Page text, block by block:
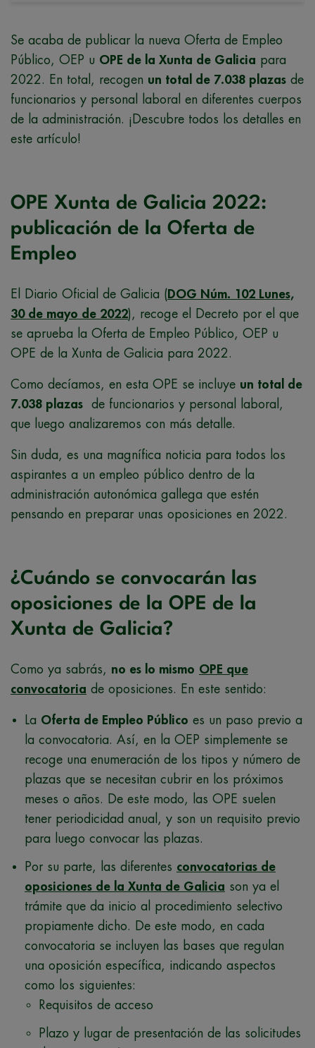
Se acaba de publicar la nueva Oferta de Empleo
Público, OEP u OPE de la Xunta de Galicia para
2022. En total, recogen un total de 7.038 plazas de
funcionarios y personal laboral en diferentes cuerpos
de la administración. ¡Descubre todos los detalles en
este artículo!
OPE Xunta de Galicia 2022:
publicación de la Oferta de
Empleo
El Diario Oficial de Galicia ( DOG Núm. 102 Lunes,
30 de mayo de 2022), recoge el Decreto por el que
se aprueba la Oferta de Empleo Público, OEP u
OPE de la Xunta de Galicia para 2022.
Como decíamos, en esta OPE se incluye un total de
7.038 plazas de funcionarios y personal laboral,
que luego analizaremos con más detalle.
Sin duda, es una magnífica noticia para todos los
aspirantes a un empleo público dentro de la
administración autonómica gallega que estén
pensando en preparar unas oposiciones en 2022.
¿Cuándo se convocarán las
oposiciones de la OPE de la
Xunta de Galicia?
Como ya sabrás, no es lo mismo OPE que
convocatoria de oposiciones. En este sentido:
La Oferta de Empleo Público es un paso previo a
la convocatoria. Así, en la OEP simplemente se
recoge una enumeración de los tipos y número de
plazas que se necesitan cubrir en los próximos
meses o años. De este modo, las OPE suelen
tener periodicidad anual, y son un requisito previo
para luego convocar las plazas.
Por su parte, las diferentes convocatorias de
oposiciones de la Xunta de Galicia son ya el
trámite que da inicio al procedimiento selectivo
propiamente dicho. De este modo, en cada
convocatoria se incluyen las bases que regulan
una oposición específica, indicando aspectos
como los siguientes:
Requisitos de acceso
Plazo y lugar de presentación de las solicitudes